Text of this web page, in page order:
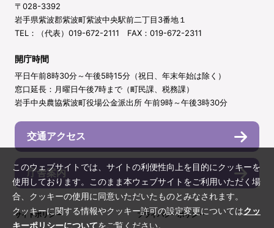
〒028-3392
岩手県紫波郡紫波町紫波中央駅前二丁目3番地１
TEL：（代表）019-672-2111 FAX：019-672-2311
開庁時間
平日午前8時30分～午後5時15分（祝日、年末年始は除く）
窓口延長：月曜日午後7時まで（町民課、税務課）
岩手中央農協紫波町役場公金派出所 午前9時～午後3時30分
交通アクセス
庁舎案内
サイトポリシー プライバシーポリシー
このウェブサイトでは、サイトの利便性向上を目的にクッキーを
使用しております。このまま本ウェブサイトをご利用いただく場
合、クッキーの使用に同意いただいたものとみなされます。
クッキーに関する情報やクッキー許可の設定変更についてはクッ
キーポリシーについてをご覧ください。